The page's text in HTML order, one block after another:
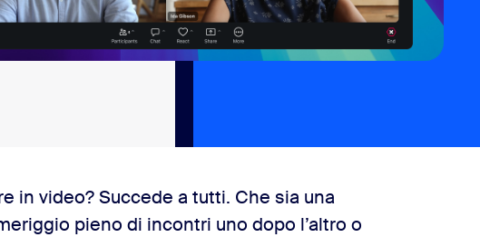
in video? Succede a tutti. Che sia una
pieno di incontri uno dopo l’altro o